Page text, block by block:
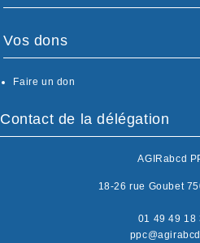
Vos dons
Faire un don
Contact de la délégation
AGIRabcd
18-26 rue Goubet
01 49 49 18